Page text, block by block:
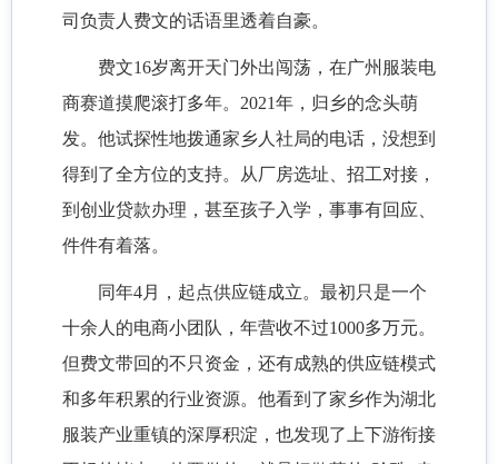
司负责人费文的话语里透着自豪。
费文16岁离开天门外出闯荡，在广州服装电
商赛道摸爬滚打多年。2021年，归乡的念头萌
发。他试探性地拨通家乡人社局的电话，没想到
得到了全方位的支持。从厂房选址、招工对接，
到创业贷款办理，甚至孩子入学，事事有回应、
件件有着落。
同年4月，起点供应链成立。最初只是一个
十余人的电商小团队，年营收不过1000多万元。
但费文带回的不只资金，还有成熟的供应链模式
和多年积累的行业资源。他看到了家乡作为湖北
服装产业重镇的深厚积淀，也发现了上下游衔接